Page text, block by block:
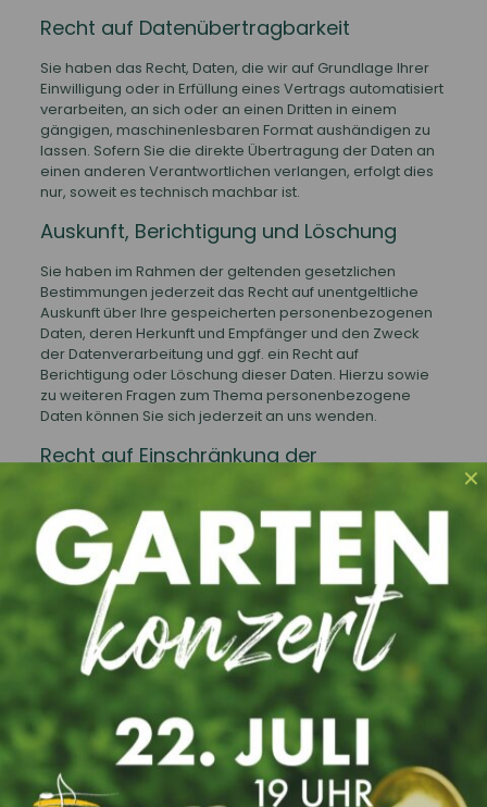
Recht auf Daten­übertrag­barkeit
Sie haben das Recht, Daten, die wir auf Grundlage Ihrer
Einwilligung oder in Erfüllung eines Vertrags automatisiert
verarbeiten, an sich oder an einen Dritten in einem
gängigen, maschinenlesbaren Format aushändigen zu
lassen. Sofern Sie die direkte Übertragung der Daten an
einen anderen Verantwortlichen verlangen, erfolgt dies
nur, soweit es technisch machbar ist.
Auskunft, Berichtigung und Löschung
Sie haben im Rahmen der geltenden gesetzlichen
Bestimmungen jederzeit das Recht auf unentgeltliche
Auskunft über Ihre gespeicherten personenbezogenen
Daten, deren Herkunft und Empfänger und den Zweck
der Datenverarbeitung und ggf. ein Recht auf
Berichtigung oder Löschung dieser Daten. Hierzu sowie
zu weiteren Fragen zum Thema personenbezogene
Daten können Sie sich jederzeit an uns wenden.
Recht auf Einschränkung der
Sie haben das Recht, die Einschränkung der
Verarbeitung Ihrer personenbezogenen Daten zu
verlangen. Hierzu können Sie sich jederzeit an uns
wenden. Das Recht auf Einschränkung der Verarbeitung
besteht in folgenden Fällen:
Wenn Sie die Richtigkeit Ihrer bei uns gespeicherten
personenbezogenen Daten bestreiten, benötigen
wir in der Regel Zeit, um dies zu überprüfen. Für die
Dauer der Prüfung haben Sie das Recht, die
Einschränkung der Verarbeitung Ihrer
personenbezogenen Daten zu verlangen.
Wenn die Verarbeitung Ihrer personenbezogenen
Daten unrechtmäßig geschah/geschieht, können
✕